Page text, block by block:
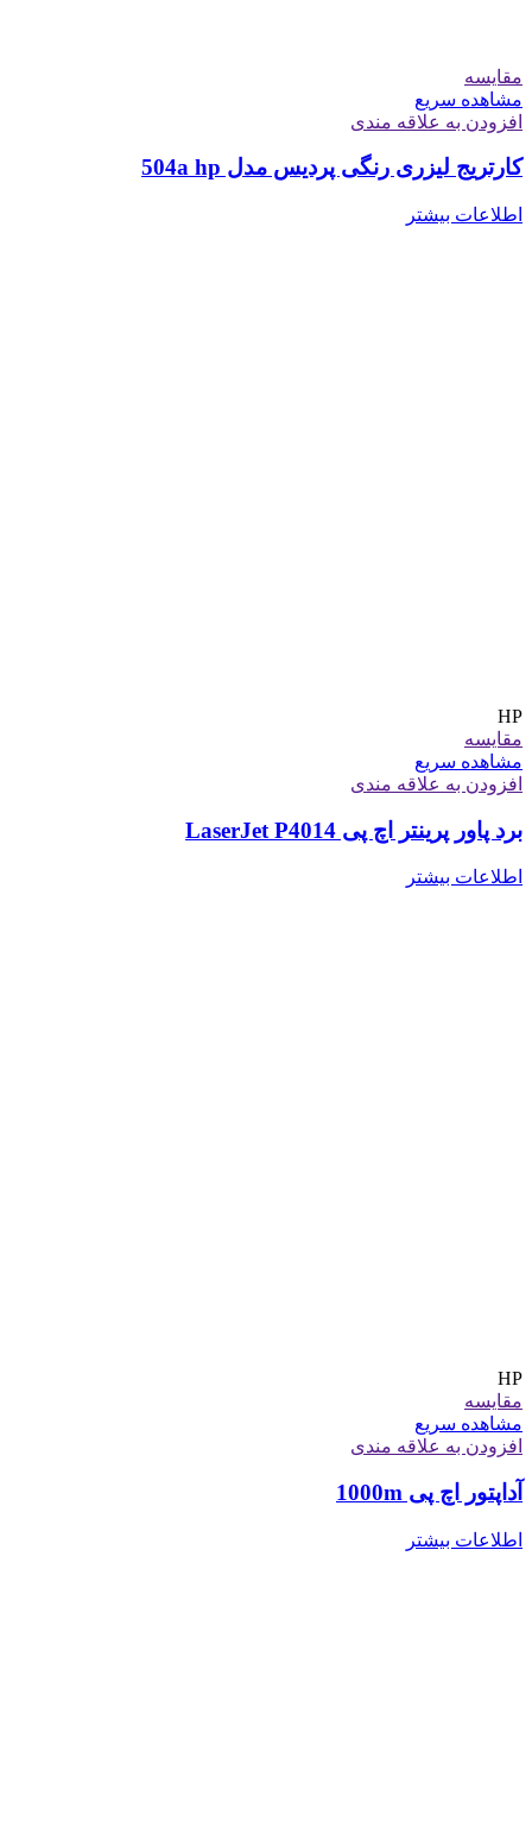
مقایسه
مشاهده سریع
افزودن به علاقه مندی
کارتریج لیزری رنگی پردیس مدل 504a hp
اطلاعات بیشتر
HP
مقایسه
مشاهده سریع
افزودن به علاقه مندی
برد پاور پرینتر اچ پی LaserJet P4014
اطلاعات بیشتر
HP
مقایسه
مشاهده سریع
افزودن به علاقه مندی
آداپتور اچ پی 1000m
اطلاعات بیشتر